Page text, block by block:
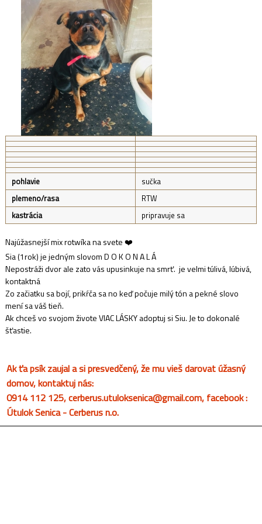
pohlavie
sučka
plemeno/rasa
RTW
kastrácia
pripravuje sa
Najúžasnejší mix rotwíka na svete ❤️
Sia (1rok) je jedným slovom D O K O N A L Á
Nepostráži dvor ale zato vás upusinkuje na smrť. je velmi túlivá, lúbivá,
kontaktná
Zo začiatku sa bojí, prikŕča sa no keď počuje milý tón a pekné slovo
mení sa váš tieň.
Ak chceš vo svojom živote VIAC LÁSKY adoptuj si Siu. Je to dokonalé
šťastie.
Ak ťa psík zaujal a si presvedčený, že mu vieš darovat úžasný
domov, kontaktuj nás:
0914 112 125, cerberus.utuloksenica@gmail.com, facebook :
Útulok Senica - Cerberus n.o.